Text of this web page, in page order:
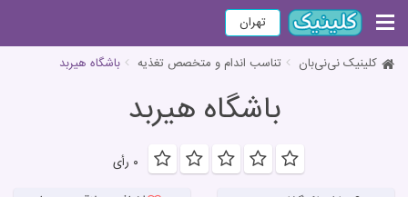
تهران
کلینیک نی‌نی‌بان تناسب اندام و متخصص تغذیه باشگاه هیربد
باشگاه هیربد
۰ رأی